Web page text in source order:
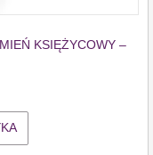
KSIĘŻYCOWY –